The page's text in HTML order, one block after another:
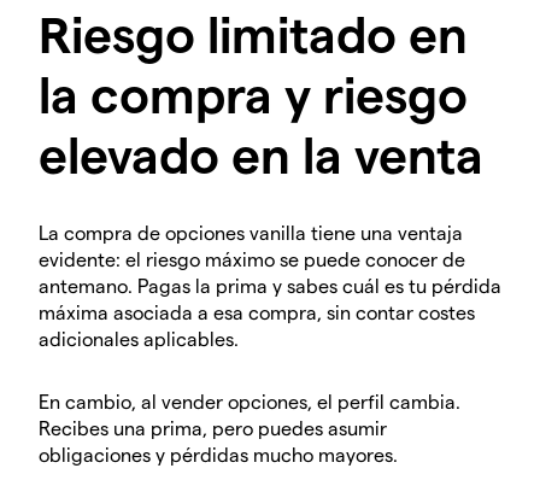
Riesgo limitado en
la compra y riesgo
elevado en la venta
La compra de opciones vanilla tiene una ventaja
evidente: el riesgo máximo se puede conocer de
antemano. Pagas la prima y sabes cuál es tu pérdida
máxima asociada a esa compra, sin contar costes
adicionales aplicables.
En cambio, al vender opciones, el perfil cambia.
Recibes una prima, pero puedes asumir
obligaciones y pérdidas mucho mayores.